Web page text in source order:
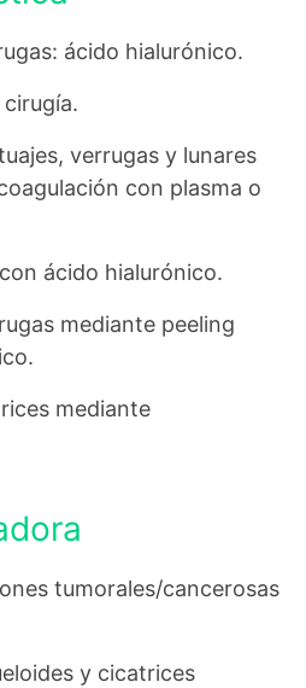
ácido hialurónico.
verrugas y lunares
con plasma o
ácido hialurónico.
mediante peeling
mediante
tumorales/cancerosas
y cicatrices